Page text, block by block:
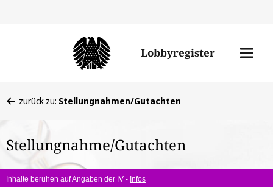
Lobbyregister
Menü
befinden
hier:
zurück zu: Stellungnahmen/Gutachten
Stellungnahme/Gutachten
Inhalte beruhen auf Angaben der IV - Infos